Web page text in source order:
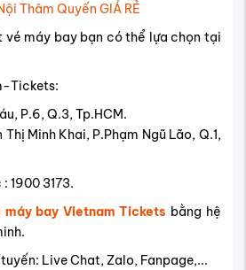
Thâm Quyến GIÁ RẺ
vé máy bay bạn có thể lựa chọn tại
Tickets:
P.6, Q.3, Tp.HCM.
Thị Minh Khai, P.Phạm Ngũ Lão, Q.1,
1900 3173.
máy bay Vietnam Tickets bằng hệ
Live Chat, Zalo, Fanpage,...